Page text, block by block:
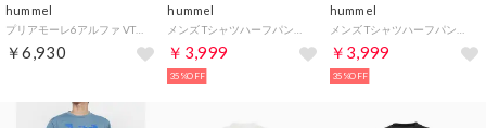
hummel
￥6,930
hummel
￥3,999
35%OFF
hummel
￥3,999
35%OFF